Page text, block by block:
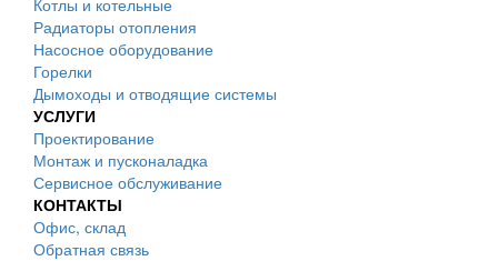
Котлы и котельные
Радиаторы отопления
Насосное оборудование
Горелки
Дымоходы и отводящие системы
УСЛУГИ
Проектирование
Монтаж и пусконаладка
Сервисное обслуживание
КОНТАКТЫ
Офис, склад
Обратная связь